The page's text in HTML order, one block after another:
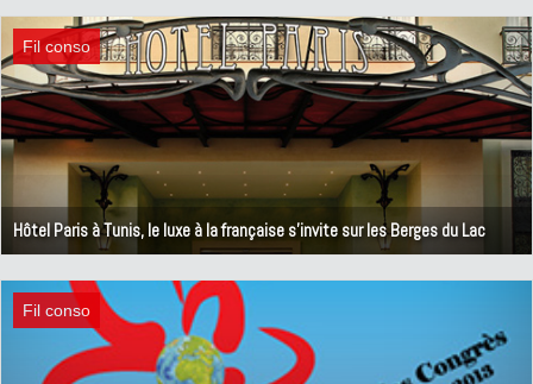
Fil conso
Hôtel Paris à Tunis, le luxe à la française s'invite sur les Berges du Lac
Fil conso